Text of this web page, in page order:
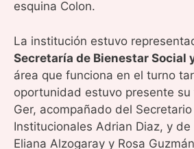
esquina Colon.
La institución estuvo
Secretaría de Bienestar Social
área que funciona en el turno
oportunidad estuvo presente
Ger, acompañado del
Institucionales Adrian Diaz, y de
Eliana Alzogaray y Rosa